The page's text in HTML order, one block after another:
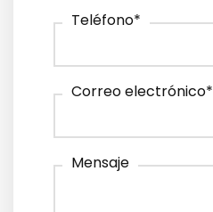
Teléfono*
Correo electrónico*
Mensaje